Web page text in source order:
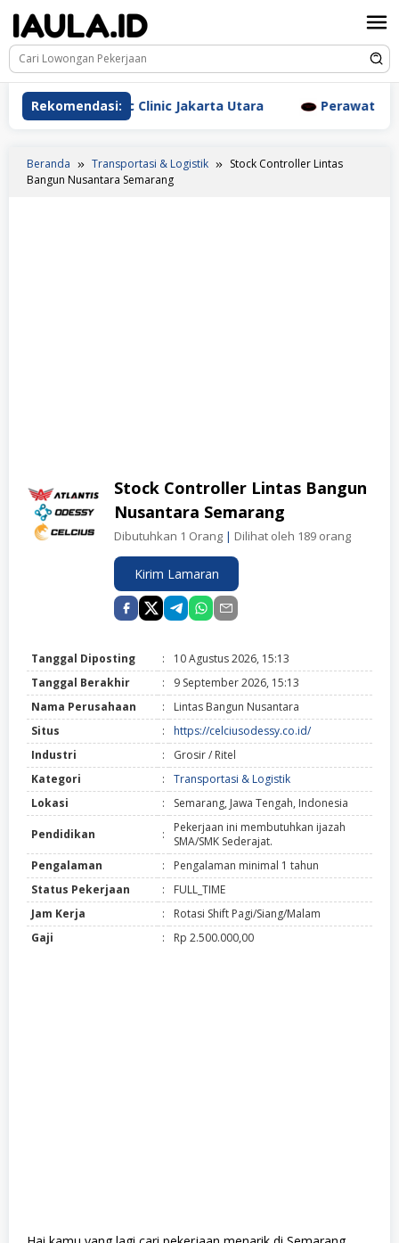
konten
Rekomendasi:
Aesthetic Clinic Jakarta Utara Perawat Dr. Triyanti
Beranda Transportasi & Logistik
Stock Controller Lintas
Bangun Nusantara Semarang
Stock Controller Lintas Bangun
Nusantara Semarang
Dibutuhkan 1 Orang | Dilihat oleh 189 orang
Kirim Lamaran
Tanggal Diposting :
10 Agustus 2026, 15:13
Tanggal Berakhir
:
9 September 2026, 15:13
Nama Perusahaan
:
Lintas Bangun Nusantara
Situs
:
https://celciusodessy.co.id/
Industri
:
Grosir / Ritel
Kategori
:
Transportasi & Logistik
Lokasi
: Semarang, Jawa Tengah, Indonesia
Pendidikan :
Pekerjaan ini membutuhkan ijazah
SMA/SMK Sederajat.
Pengalaman
:
Pengalaman minimal 1 tahun
Status Pekerjaan
:
FULL_TIME
Jam Kerja
:
Rotasi Shift Pagi/Siang/Malam
Gaji
: Rp 2.500.000,00